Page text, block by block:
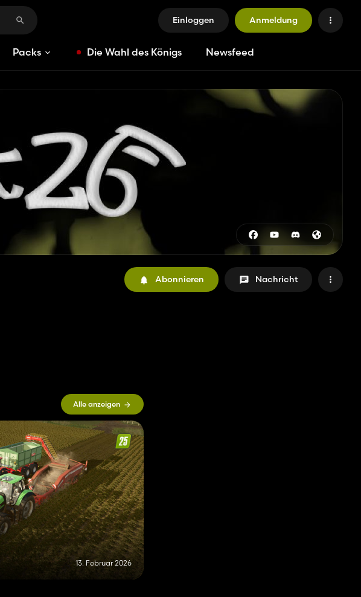
Einloggen Anmeldung
Packs Die Wahl des Königs Newsfeed
Abonnieren Nachricht
Alle anzeigen
13. Februar 2026